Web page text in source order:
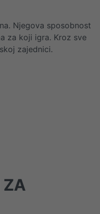
Njegova sposobnost
za koji igra. Kroz sve
zajednici.
ZA